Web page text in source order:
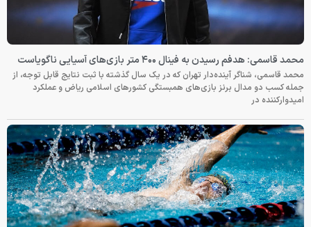
محمد قاسمی: هدفم رسیدن به فینال ۴۰۰ متر بازی‌های آسیایی ناگویاست
محمد قاسمی، شناگر آینده‌دار تهران که در یک سال گذشته با ثبت نتایج قابل توجه، از
جمله کسب دو مدال برنز بازی‌های همبستگی کشورهای اسلامی ریاض و عملکرد
امیدوارکننده در